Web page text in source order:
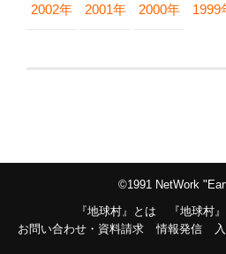
2002年 2001年 2000年 1999
©1991 NetWork
『地球村』とは
『地球村
お問い合わせ・資料請求
情報発信